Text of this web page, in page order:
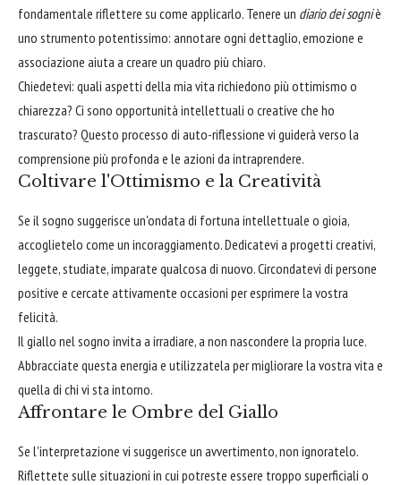
fondamentale riflettere su come applicarlo. Tenere un diario dei sogniè
uno strumento potentissimo: annotare ogni dettaglio, emozione e
associazione aiuta a creare un quadro più chiaro.
Chiedetevi: quali aspetti della mia vita richiedono più ottimismo o
chiarezza? Ci sono opportunità intellettuali o creative che ho
trascurato? Questo processo di auto-riflessione vi guiderà verso la
comprensione più profonda e le azioni da intraprendere.
Coltivare l'Ottimismo e la Creatività
Se il sogno suggerisce un'ondata di fortuna intellettuale o gioia,
accoglietelo come un incoraggiamento. Dedicatevi a progetti creativi,
leggete, studiate, imparate qualcosa di nuovo. Circondatevi di persone
positive e cercate attivamente occasioni per esprimere la vostra
felicità.
Il giallo nel sogno invita a irradiare, a non nascondere la propria luce.
Abbracciate questa energia e utilizzatela per migliorare la vostra vita e
quella di chi vi sta intorno.
Affrontare le Ombre del Giallo
Se l'interpretazione vi suggerisce un avvertimento, non ignoratelo.
Riflettete sulle situazioni in cui potreste essere troppo superficiali o